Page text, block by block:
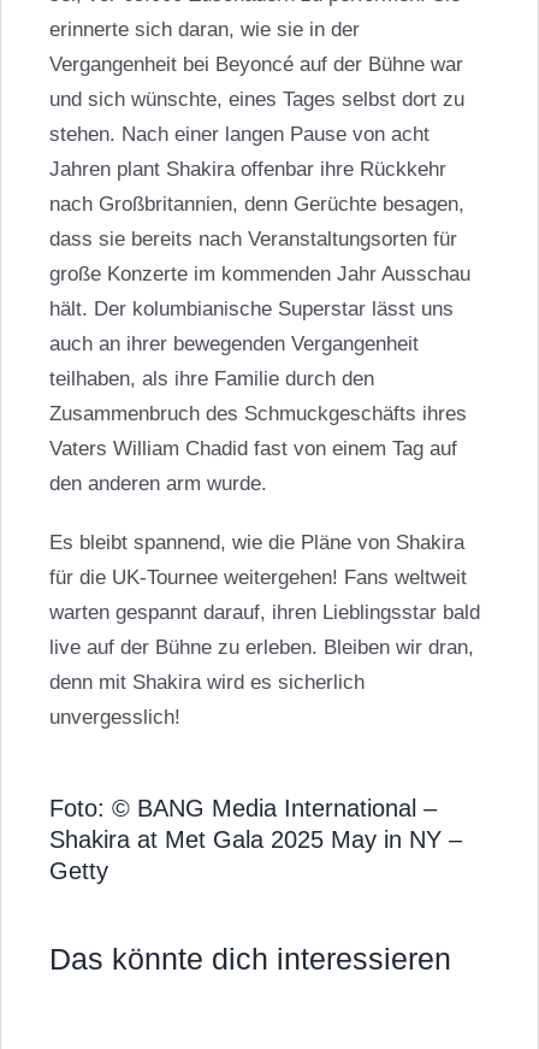
erinnerte sich daran, wie sie in der
Vergangenheit bei Beyoncé auf der Bühne war
und sich wünschte, eines Tages selbst dort zu
stehen. Nach einer langen Pause von acht
Jahren plant Shakira offenbar ihre Rückkehr
nach Großbritannien, denn Gerüchte besagen,
dass sie bereits nach Veranstaltungsorten für
große Konzerte im kommenden Jahr Ausschau
hält. Der kolumbianische Superstar lässt uns
auch an ihrer bewegenden Vergangenheit
teilhaben, als ihre Familie durch den
Zusammenbruch des Schmuckgeschäfts ihres
Vaters William Chadid fast von einem Tag auf
den anderen arm wurde.
Es bleibt spannend, wie die Pläne von Shakira
für die UK-Tournee weitergehen! Fans weltweit
warten gespannt darauf, ihren Lieblingsstar bald
live auf der Bühne zu erleben. Bleiben wir dran,
denn mit Shakira wird es sicherlich
unvergesslich!
Foto: © BANG Media International –
Shakira at Met Gala 2025 May in NY –
Getty
Das könnte dich interessieren